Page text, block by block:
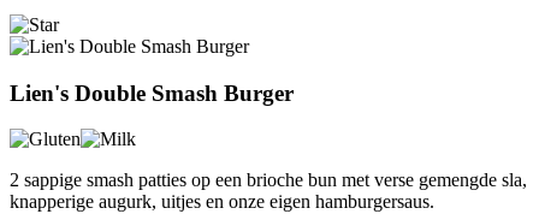
Lien's Double Smash Burger
2 sappige smash patties op een brioche bun met verse gemengde sla,
knapperige augurk, uitjes en onze eigen hamburgersaus.